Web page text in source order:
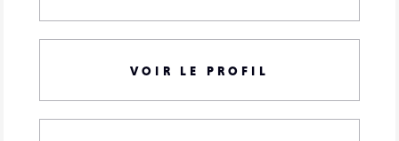
VOIR LE PROFIL